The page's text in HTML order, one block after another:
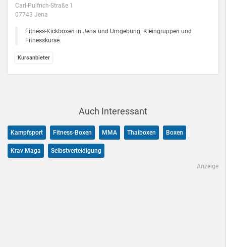
Carl-Pulfrich-Straße 1
07743 Jena
Fitness-Kickboxen in Jena und Umgebung. Kleingruppen und
Fitnesskurse.
Kursanbieter
Auch Interessant
Kampfsport Fitness-Boxen MMA Thaiboxen Boxen
Krav Maga Selbstverteidigung
Anzeige